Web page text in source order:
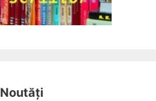
Noutăți